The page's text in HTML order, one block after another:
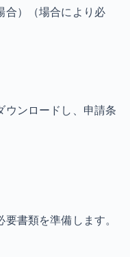
）
（場合により必
ウンロードし、申請条
書類を準備します。